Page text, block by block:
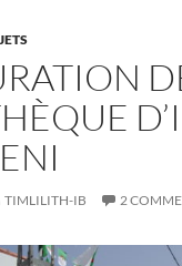
TIMLILITH-IB 2